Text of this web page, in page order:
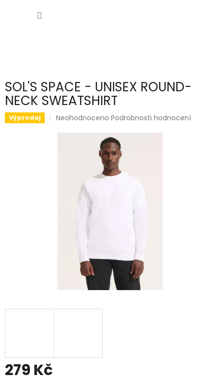
SOL'S SPACE - UNISEX ROUND-
NECK SWEATSHIRT
Výprodej
Průměrné
produktu
hvězdiček.
Neohodnoceno Podrobnosti hodnocení
279 Kč